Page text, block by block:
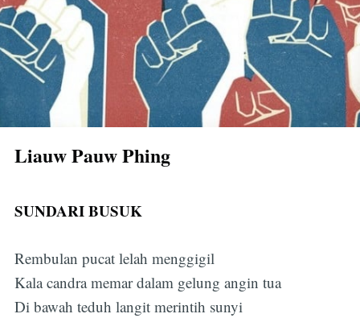
Liauw Pauw Phing
SUNDARI BUSUK
Rembulan pucat lelah menggigil
Kala candra memar dalam gelung angin tua
Di bawah teduh langit merintih sunyi